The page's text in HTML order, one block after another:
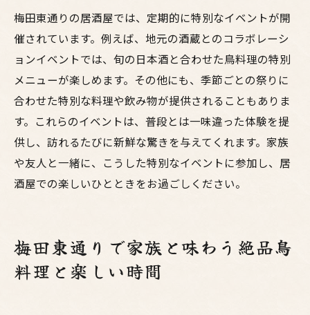
梅田東通りの居酒屋では、定期的に特別なイベントが開
催されています。例えば、地元の酒蔵とのコラボレーシ
ョンイベントでは、旬の日本酒と合わせた鳥料理の特別
メニューが楽しめます。その他にも、季節ごとの祭りに
合わせた特別な料理や飲み物が提供されることもありま
す。これらのイベントは、普段とは一味違った体験を提
供し、訪れるたびに新鮮な驚きを与えてくれます。家族
や友人と一緒に、こうした特別なイベントに参加し、居
酒屋での楽しいひとときをお過ごしください。
梅田東通りで家族と味わう絶品鳥
料理と楽しい時間